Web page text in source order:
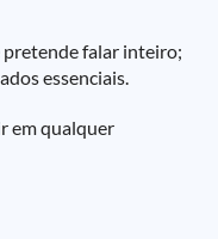
pretende falar inteiro;
essenciais.
em qualquer